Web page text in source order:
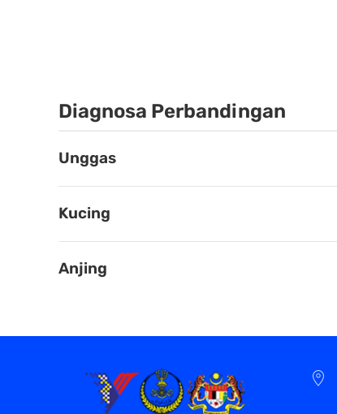
Diagnosa Perbandingan
Unggas
Kucing
Anjing